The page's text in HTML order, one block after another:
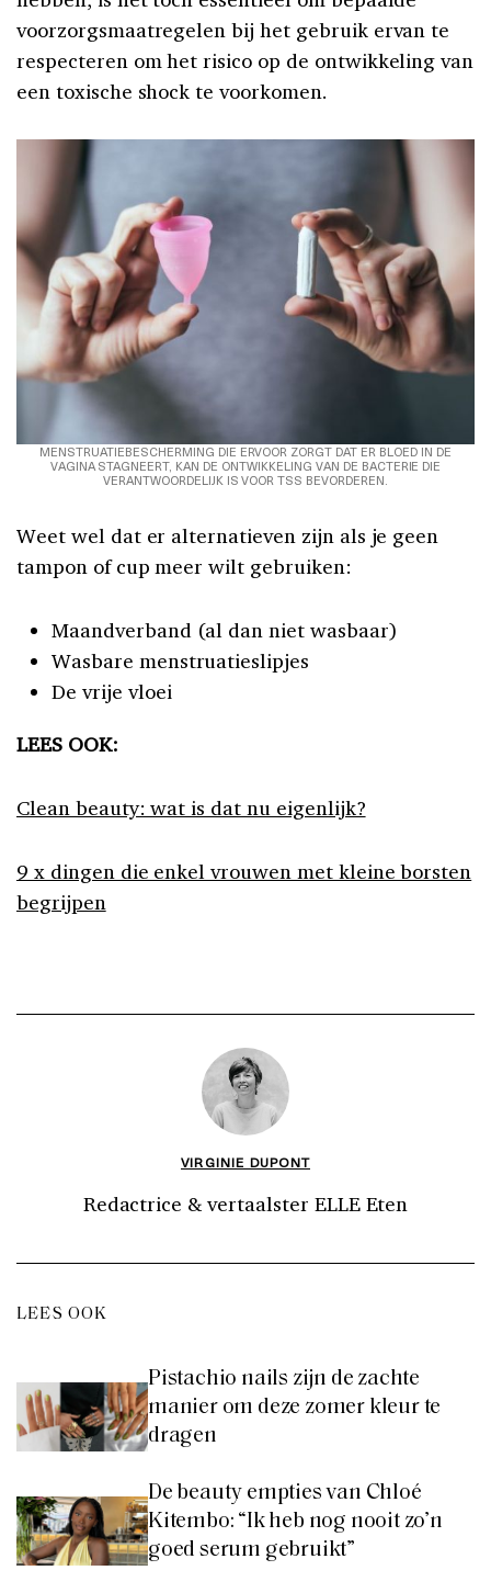
voorzorgsmaatregelen bij het gebruik ervan te
respecteren om het risico op de ontwikkeling van
een toxische shock te voorkomen.
MENSTRUATIEBESCHERMING DIE ERVOOR ZORGT DAT ER BLOED IN DE
VAGINA STAGNEERT, KAN DE ONTWIKKELING VAN DE BACTERIE DIE
VERANTWOORDELIJK IS VOOR TSS BEVORDEREN.
Weet wel dat er alternatieven zijn als je geen
tampon of cup meer wilt gebruiken:
Maandverband (al dan niet wasbaar)
Wasbare menstruatieslipjes
De vrije vloei
LEES OOK:
Clean beauty: wat is dat nu eigenlijk?
9 x dingen die enkel vrouwen met kleine borsten
begrijpen
VIRGINIE DUPONT
Redactrice & vertaalster ELLE Eten
LEES OOK
Pistachio nails zijn de zachte
manier om deze zomer kleur te
dragen
De beauty empties van Chloé
Kitembo: “Ik heb nog nooit zo’n
goed serum gebruikt”